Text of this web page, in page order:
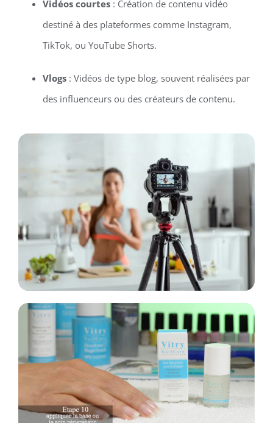
Vidéos courtes: Création de contenu vidéo
destiné à des plateformes comme Instagram,
TikTok, ou YouTube Shorts.
Vlogs: Vidéos de type blog, souvent réalisées par
des influenceurs ou des créateurs de contenu.